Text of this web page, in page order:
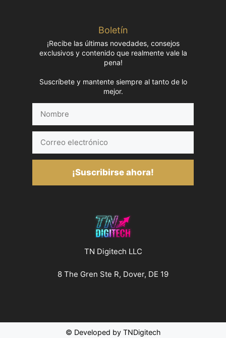
Boletín
¡Recibe las últimas novedades, consejos
exclusivos y contenido que realmente vale la
pena!
Suscríbete y mantente siempre al tanto de lo
mejor.
electrónico
¡Suscribirse ahora!
TN Digitech LLC
8 The Gren Ste R, Dover, DE 19